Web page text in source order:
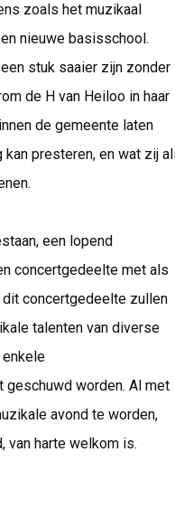
zoals het muzikaal
nieuwe basisschool.
stuk saaier zijn zonder
de H van Heiloo in haar
de gemeente laten
presteren, en wat zij
een lopend
concertgedeelte met als
dit concertgedeelte zullen
talenten van diverse
enkele
worden. Al met
avond te worden,
van harte welkom is.